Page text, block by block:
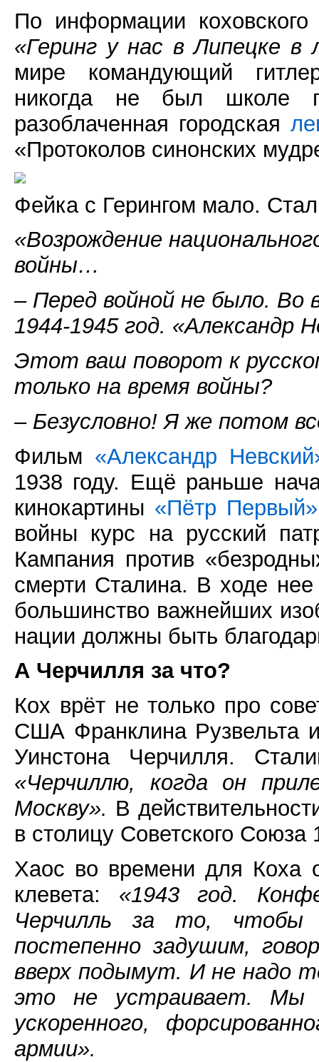
По информации
«Геринг у нас в Липецке в
мире командующий
никогда не был школе
разоблаченная городская
«Протоколов синонских
Фейка с Герингом мало.
«Возрождение
войны…
– Перед войной не было. Во
1944-1945 год. «Александр
Этот ваш поворот к
только на время войны?
– Безусловно! Я же потом
Фильм «Александр
1938 году. Ещё раньше
кинокартины «Пётр Первый»
войны курс на русский
Кампания против
смерти Сталина. В ходе нее
большинство важнейших
нации должны быть
А Черчилля за что?
Кох врёт не только про
США Франклина Рузвельта
Уинстона Черчилля.
«Черчиллю, когда он
Москву». В
в столицу Советского Союза
Хаос во времени для Коха
клевета: «1943 год.
Черчилль за то,
постепенно задушим,
вверх подымут. И не надо
это не устраивает. Мы
ускоренного,
армии».